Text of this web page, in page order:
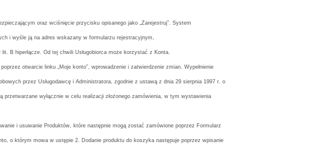
oraz wciśnięcie przycisku opisanego jako „Zarejestruj”. System
i wyśle ją na adres wskazany w formularzu rejestracyjnym,
B hiperłącze. Od tej chwili Usługobiorca może korzystać z Konta.
otwarcie linku „Moje konto”, wprowadzenie i zatwierdzenie zmian. Wypełnienie
przez Usługodawcę i Administratora, zgodnie z ustawą z dnia 29 sierpnia 1997 r. o
wyłącznie w celu realizacji złożonego zamówienia, w tym wystawienia
i usuwanie Produktów, które następnie mogą zostać zamówione poprzez Formularz
o którym mowa w ustępie 2. Dodanie produktu do koszyka następuje poprzez wpisanie